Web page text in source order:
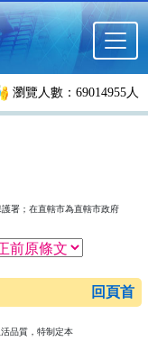
瀏覽人數：69014955人
署；在直轄市為直轄市政府
回頁首